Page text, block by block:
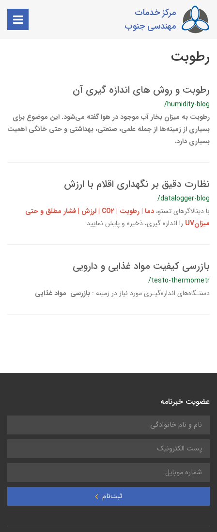
مرکز خدمات
مهندسی جنوب
رطوبت
رطوبت و روش های اندازه گیری آن
/humidity-blog
رطوبت به میزان بخار آب موجود در هوا گفته می‌شود. این موضوع برای
بسیاری از زمینه‌ها از جمله علمی، صنعتی، بهداشتی و حتی خانگی اهمیت
بسیاری دارد.
نظارت دقیق بر نگهداری اقلام با ارزش
/datalogger-blog
با دیتالاگرهای تستو،
دما | رطوبت | CO2 | لرزش | فشار مطلق و حتی
میزانUV
را اندازه گیری، ذخیره و پایش نمایید
بازرسی کیفیت مواد غذایی و دارویی
/testo-thermometr
دستـگاه‌های اندازه‌گیـری مورد نیاز در زمینه : بازرسی مواد غذایی
عضویت خبرنامه
ثبت‌نام